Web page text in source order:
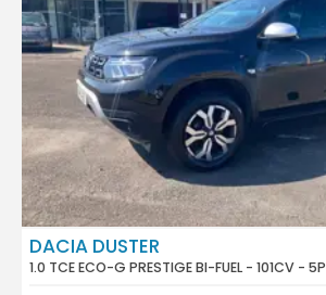
DACIA DUSTER
1.0 TCE ECO-G PRESTIGE BI-FUEL - 101CV - 5P